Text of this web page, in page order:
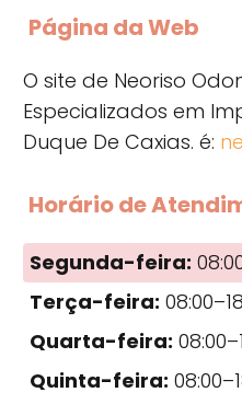
Página da Web
O site de Neoriso
Especializados em
Duque De Caxias. é:
Horário de
Segunda-feira:
Terça-feira:
Quarta-feira:
Quinta-feira: